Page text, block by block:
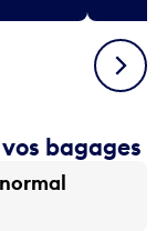
Suivant
bagages